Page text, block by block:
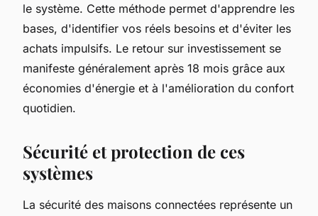
le système. Cette méthode permet d'apprendre les
bases, d'identifier vos réels besoins et d'éviter les
achats impulsifs. Le retour sur investissement se
manifeste généralement après 18 mois grâce aux
économies d'énergie et à l'amélioration du confort
quotidien.
Sécurité et protection de ces
systèmes
La sécurité des maisons connectées représente un